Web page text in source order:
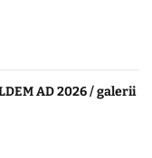
AD 2026 / galerii